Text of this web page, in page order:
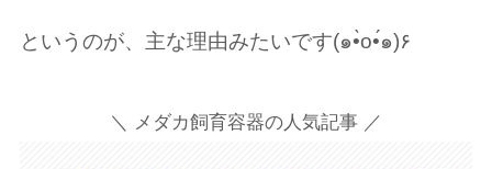
というのが、主な理由みたいです(๑•̀o•́๑)۶
＼ メダカ飼育容器の人気記事 ／